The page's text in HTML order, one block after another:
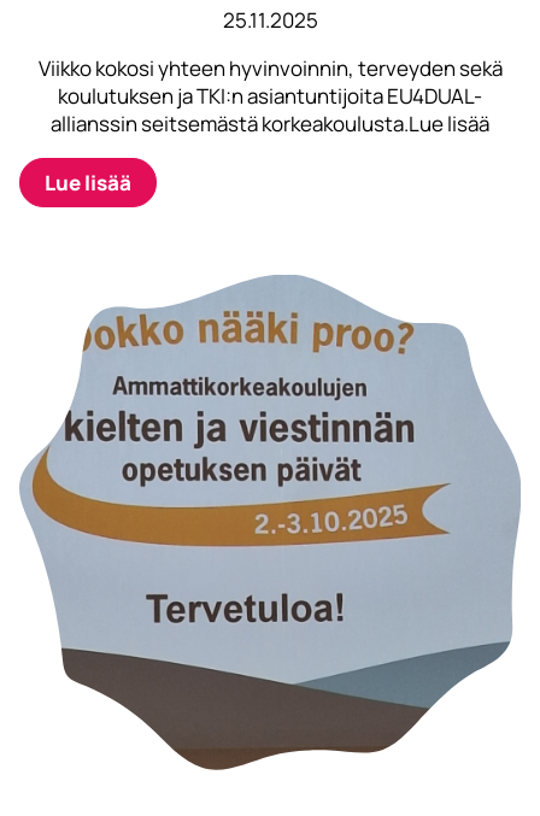
25.11.2025
Viikko kokosi yhteen hyvinvoinnin, terveyden sekä
koulutuksen ja TKI:n asiantuntijoita EU4DUAL-
allianssin seitsemästä korkeakoulusta.Lue lisää
Lue lisää